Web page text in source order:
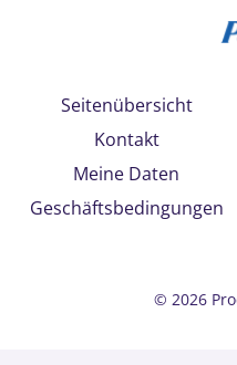
Seitenübersicht
Kontakt
Meine Daten
Geschäftsbedingungen
© 2026